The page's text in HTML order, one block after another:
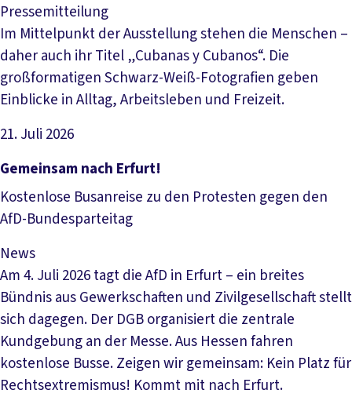
Pressemitteilung
Im Mittelpunkt der Ausstellung stehen die Menschen –
daher auch ihr Titel „Cubanas y Cubanos“. Die
großformatigen Schwarz-Weiß-Fotografien geben
Einblicke in Alltag, Arbeitsleben und Freizeit.
21. Juli 2026
Artikel lesen
Gemeinsam nach Erfurt!
Kostenlose Busanreise zu den Protesten gegen den
AfD-Bundesparteitag
News
Am 4. Juli 2026 tagt die AfD in Erfurt – ein breites
Bündnis aus Gewerkschaften und Zivilgesellschaft stellt
sich dagegen. Der DGB organisiert die zentrale
Kundgebung an der Messe. Aus Hessen fahren
kostenlose Busse. Zeigen wir gemeinsam: Kein Platz für
Rechtsextremismus! Kommt mit nach Erfurt.